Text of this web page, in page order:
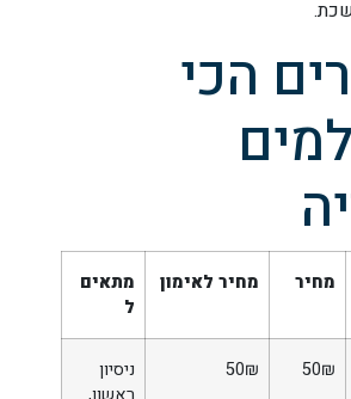
הכי
מחיר מחיר לאימון
מתאים
ל
50₪
50₪
ניסיון